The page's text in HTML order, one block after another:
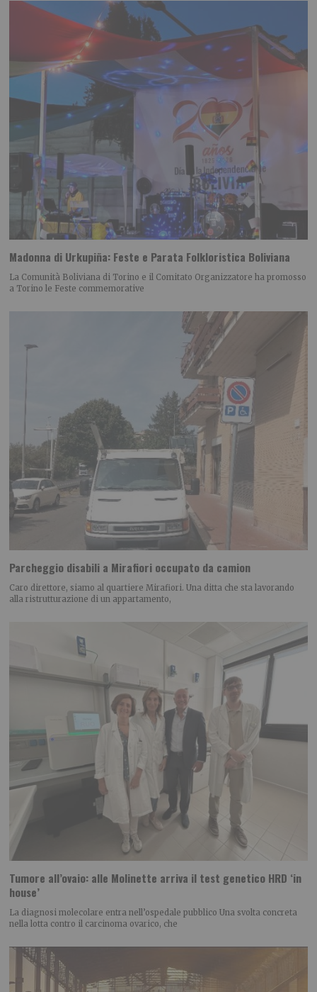
Madonna di Urkupiña: Feste e Parata Folkloristica Boliviana
La Comunità Boliviana di Torino e il Comitato Organizzatore ha promosso
a Torino le Feste commemorative
Parcheggio disabili a Mirafiori occupato da camion
Caro direttore, siamo al quartiere Mirafiori. Una ditta che sta lavorando
alla ristrutturazione di un appartamento,
Tumore all’ovaio: alle Molinette arriva il test genetico HRD ‘in
house’
La diagnosi molecolare entra nell’ospedale pubblico Una svolta concreta
nella lotta contro il carcinoma ovarico, che